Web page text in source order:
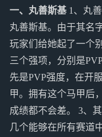
一、丸善斯基1、丸
丸善斯基。由于其名
玩家们给她起了一个
三个强项，分别是
先是PVP强度，在开
甲。拥有这个马甲后
成绩都不会差。 3、
几个能够在所有赛道